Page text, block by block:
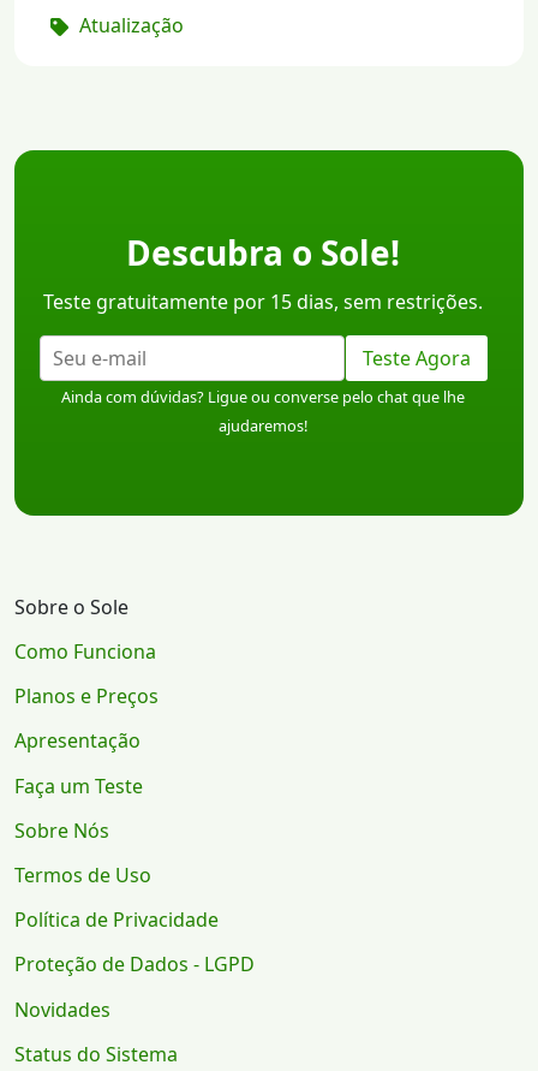
Atualização
Descubra o Sole!
Teste gratuitamente por 15 dias, sem restrições.
Teste Agora
Ainda com dúvidas? Ligue ou converse pelo chat que lhe
ajudaremos!
Sobre o Sole
Como Funciona
Planos e Preços
Apresentação
Faça um Teste
Sobre Nós
Termos de Uso
Política de Privacidade
Proteção de Dados - LGPD
Novidades
Status do Sistema